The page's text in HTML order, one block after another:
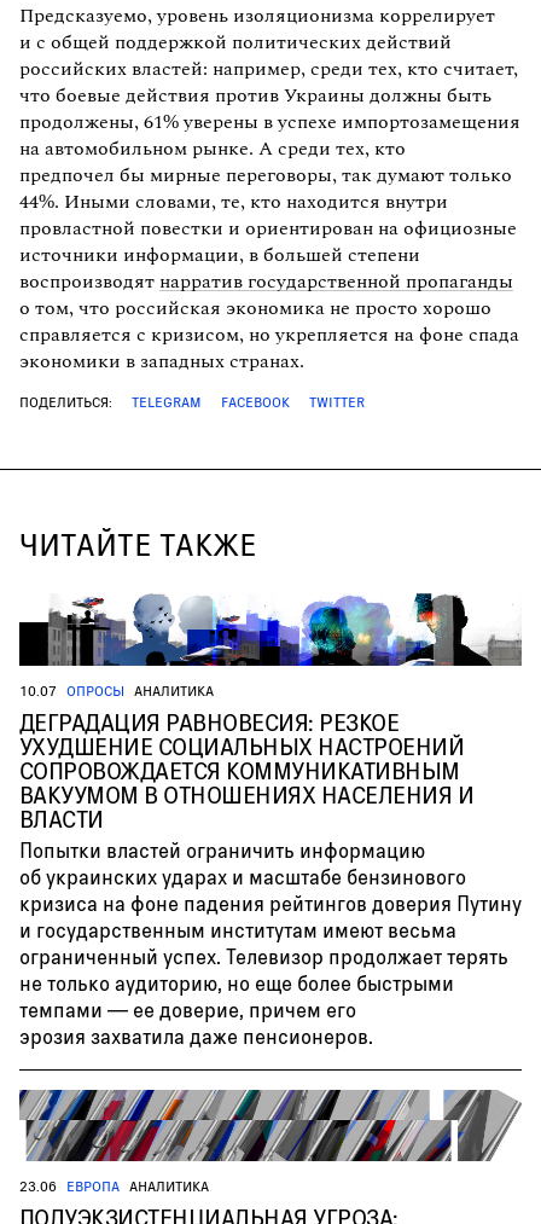
Предсказуемо, уровень изоляционизма коррелирует
и с общей поддержкой политических действий
российских властей: например, среди тех, кто считает,
что боевые действия против Украины должны быть
продолжены, 61% уверены в успехе импортозамещения
на автомобильном рынке. А среди тех, кто
предпочел бы мирные переговоры, так думают только
44%. Иными словами, те, кто находится внутри
провластной повестки и ориентирован на официозные
источники информации, в большей степени
воспроизводят нарратив государственной пропаганды
о том, что российская экономика не просто хорошо
справляется с кризисом, но укрепляется на фоне спада
экономики в западных странах.
ПОДЕЛИТЬСЯ: TELEGRAM FACEBOOK TWITTER
ЧИТАЙТЕ ТАКЖЕ
10.07 ОПРОСЫ АНАЛИТИКА
ДЕГРАДАЦИЯ РАВНОВЕСИЯ: РЕЗКОЕ
УХУДШЕНИЕ СОЦИАЛЬНЫХ НАСТРОЕНИЙ
СОПРОВОЖДАЕТСЯ КОММУНИКАТИВНЫМ
ВАКУУМОМ В ОТНОШЕНИЯХ НАСЕЛЕНИЯ И
ВЛАСТИ
Попытки властей ограничить информацию
об украинских ударах и масштабе бензинового
кризиса на фоне падения рейтингов доверия Путину
и государственным институтам имеют весьма
ограниченный успех. Телевизор продолжает терять
не только аудиторию, но еще более быстрыми
темпами — ее доверие, причем его
эрозия захватила даже пенсионеров.
23.06 ЕВРОПА АНАЛИТИКА
ПОЛУЭКЗИСТЕНЦИАЛЬНАЯ УГРОЗА: